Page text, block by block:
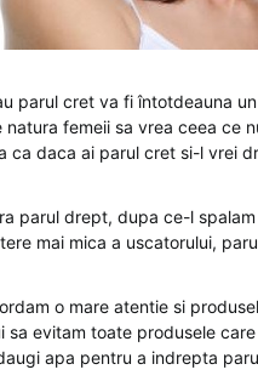
parul cret va fi întotdeauna
femeii sa vrea ceea ce
ca daca ai parul cret si-l vrei
parul drept, dupa ce-l
mai mica a uscatorului,
o mare atentie si
sa evitam toate produsele
apa pentru a indrepta